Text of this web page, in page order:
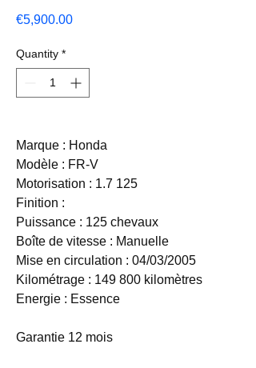
€5,900.00Price
Quantity *
Marque : Honda
Modèle : FR-V
Motorisation : 1.7 125
Finition :
Puissance : 125 chevaux
Boîte de vitesse : Manuelle
Mise en circulation : 04/03/2005
Kilométrage : 149 800 kilomètres
Energie : Essence
Garantie 12 mois